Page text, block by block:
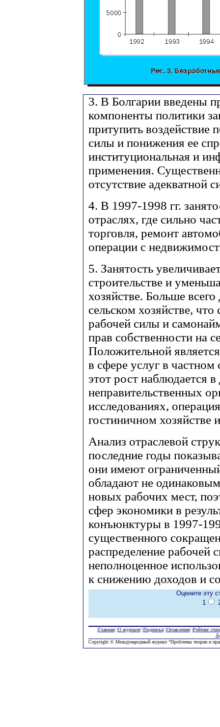
3. В Болгарии введены
компоненты политики
притупить воздействие
силы и понижения ее
институциональная и
применения.
отсутствие адекватной
4. В 1997-1998 гг.
отраслях, где сильно
торговля, ремонт
операции с
5. Занятость
строительстве и
хозяйстве. Больше
сельском хозяйстве,
рабочей силы и
прав собственности на
Положительной
в сфере услуг в
этот рост наблюдается в
неправительственных
исследованиях,
гостиничном хозяйстве
Анализ отраслевой
последние годы
они имеют
обладают не
новых рабочих мест,
сфер экономики в
конъюнктуры в 1997-
существенного
распределение рабочей
неполноценное
к снижению доходов и
Оцените эту
1
|Главная| |О журнале| |Подписка| |Оглавление| |Рейтинг
Copyright © Международный журнал "Проблемы теории и